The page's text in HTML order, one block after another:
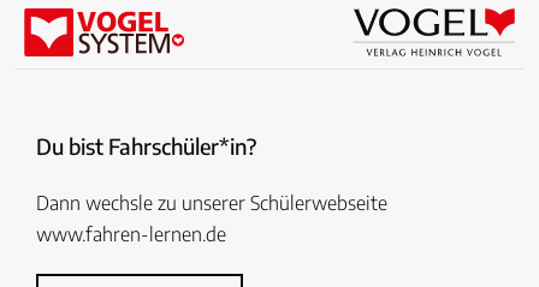
Du bist Fahrschüler*in?
Dann wechsle zu unserer Schülerwebseite
www.fahren-lernen.de